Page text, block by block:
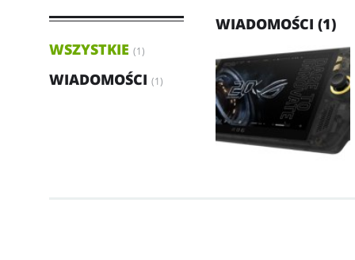
WSZYSTKIE (1)
WIADOMOŚCI (1)
WIADOMOŚCI (1)